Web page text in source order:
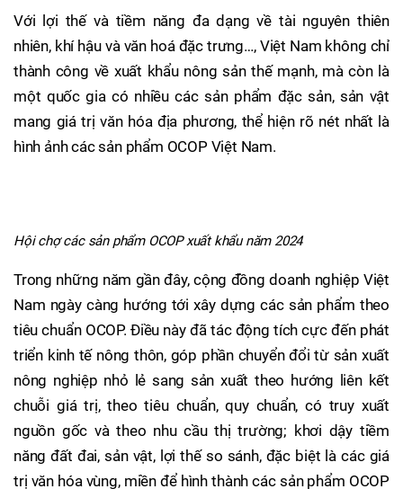
Với lợi thế và tiềm năng đa dạng về tài nguyên thiên
nhiên, khí hậu và văn hoá đặc trưng…, Việt Nam không chỉ
thành công về xuất khẩu nông sản thế mạnh, mà còn là
một quốc gia có nhiều các sản phẩm đặc sản, sản vật
mang giá trị văn hóa địa phương, thể hiện rõ nét nhất là
hình ảnh các sản phẩm OCOP Việt Nam.
Hội chợ các sản phẩm OCOP xuất khẩu năm 2024
Trong những năm gần đây, cộng đồng doanh nghiệp Việt
Nam ngày càng hướng tới xây dựng các sản phẩm theo
tiêu chuẩn OCOP. Điều này đã tác động tích cực đến phát
triển kinh tế nông thôn, góp phần chuyển đổi từ sản xuất
nông nghiệp nhỏ lẻ sang sản xuất theo hướng liên kết
chuỗi giá trị, theo tiêu chuẩn, quy chuẩn, có truy xuất
nguồn gốc và theo nhu cầu thị trường; khơi dậy tiềm
năng đất đai, sản vật, lợi thế so sánh, đặc biệt là các giá
trị văn hóa vùng, miền để hình thành các sản phẩm OCOP